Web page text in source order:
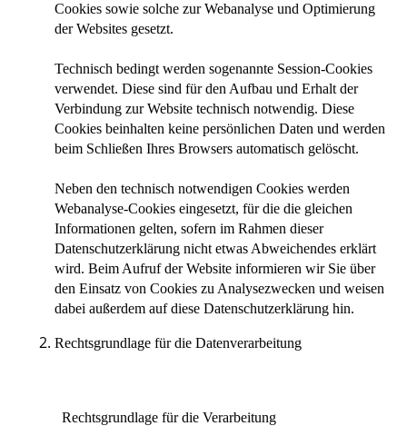
Cookies sowie solche zur Webanalyse und Optimierung
der Websites gesetzt.
Technisch bedingt werden sogenannte Session-Cookies
verwendet. Diese sind für den Aufbau und Erhalt der
Verbindung zur Website technisch notwendig. Diese
Cookies beinhalten keine persönlichen Daten und werden
beim Schließen Ihres Browsers automatisch gelöscht.
Neben den technisch notwendigen Cookies werden
Webanalyse-Cookies eingesetzt, für die die gleichen
Informationen gelten, sofern im Rahmen dieser
Datenschutzerklärung nicht etwas Abweichendes erklärt
wird. Beim Aufruf der Website informieren wir Sie über
den Einsatz von Cookies zu Analysezwecken und weisen
dabei außerdem auf diese Datenschutzerklärung hin.
Rechtsgrundlage für die Datenverarbeitung
Rechtsgrundlage für die Verarbeitung